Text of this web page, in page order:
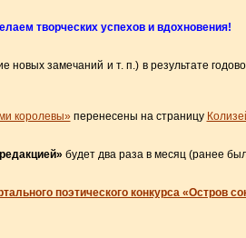
творческих успехов и вдохновения!
новых замечаний и т. п.) в результате
королевы» перенесены на страницу
будет два раза в месяц (ранее
поэтического конкурса «Остров